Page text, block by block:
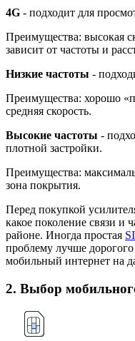
4G - подходит для
Преимущества: высокая
зависит от частоты и
Низкие частоты -
Преимущества: хорошо
средняя скорость.
Высокие частоты -
плотной застройки.
Преимущества:
зона покрытия.
Перед покупкой
какое поколение связи и
районе. Иногда простая
проблему лучше
мобильный интернет на
2. Выбор